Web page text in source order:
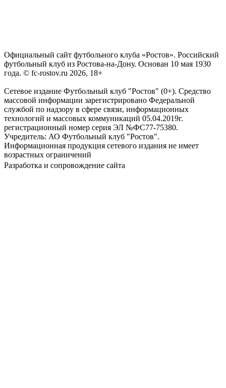
Официальный сайт футбольного клуба «Ростов». Российский
футбольный клуб из Ростова-на-Дону. Основан 10 мая 1930
года. © fc-rostov.ru 2026, 18+
Сетевое издание Футбольный клуб "Ростов" (0+). Средство
массовой информации зарегистрировано Федеральной
службой по надзору в сфере связи, информационных
технологий и массовых коммуникаций 05.04.2019г.
регистрационный номер серия ЭЛ №ФС77-75380.
Учредитель: АО Футбольный клуб "Ростов".
Информационная продукция сетевого издания не имеет
возрастных ограничений
Разработка и сопровождение сайта